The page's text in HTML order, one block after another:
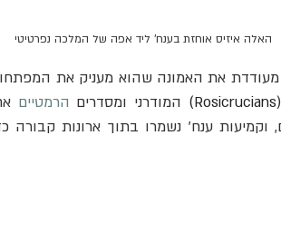
האלה איזיס אוחזת בענח' ליד אפה של המלכה נפרטיטי
(
Rosicrucians) המודרני ומסדרים הרמטיים